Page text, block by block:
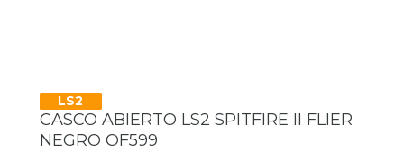
LS2
CASCO ABIERTO LS2 SPITFIRE II FLIER
NEGRO OF599